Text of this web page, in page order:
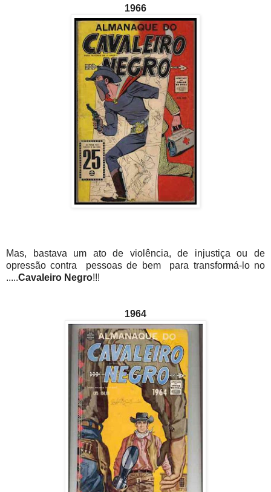
1966
Mas, bastava um ato de violência, de injustiça ou de
opressão contra pessoas de bem para transformá-lo no
.....Cavaleiro Negro!!!
1964